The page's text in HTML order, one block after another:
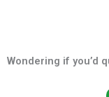
Wondering if you’d